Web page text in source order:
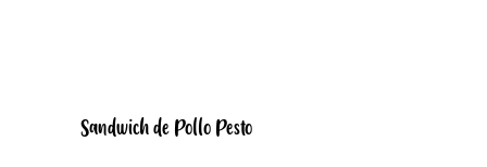
Sandwich de Pollo Pesto